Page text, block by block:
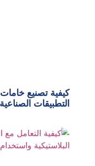
كيفية تصنيع
التطبيقات